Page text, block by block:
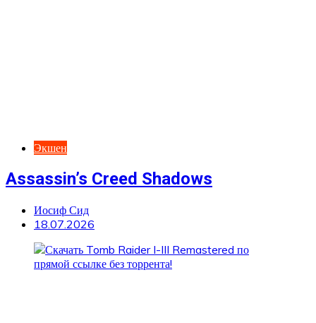
Экшен
Assassin’s Creed Shadows
Иосиф Сид
18.07.2026